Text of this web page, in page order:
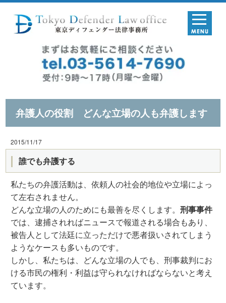
弁護人の役割 どんな立場の人も弁護します
2015/11/17
誰でも弁護する
私たちの弁護活動は、依頼人の社会的地位や立場によっ
て左右されません。
どんな立場の人のためにも最善を尽くします。刑事事件
では、逮捕されればニュースで報道される場合もあり、
被告人として法廷に立っただけで悪者扱いされてしまう
ようなケースも多いものです。
しかし、私たちは、どんな立場の人でも、刑事裁判にお
ける市民の権利・利益は守られなければならないと考え
ています。